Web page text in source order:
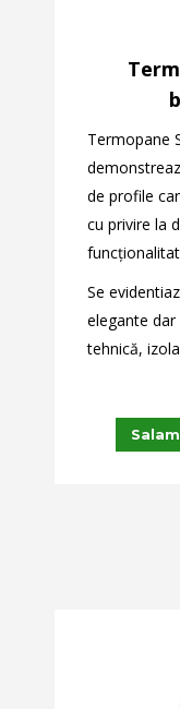
Termopane
de profile
cu privire la
Se
elegante
tehnică,